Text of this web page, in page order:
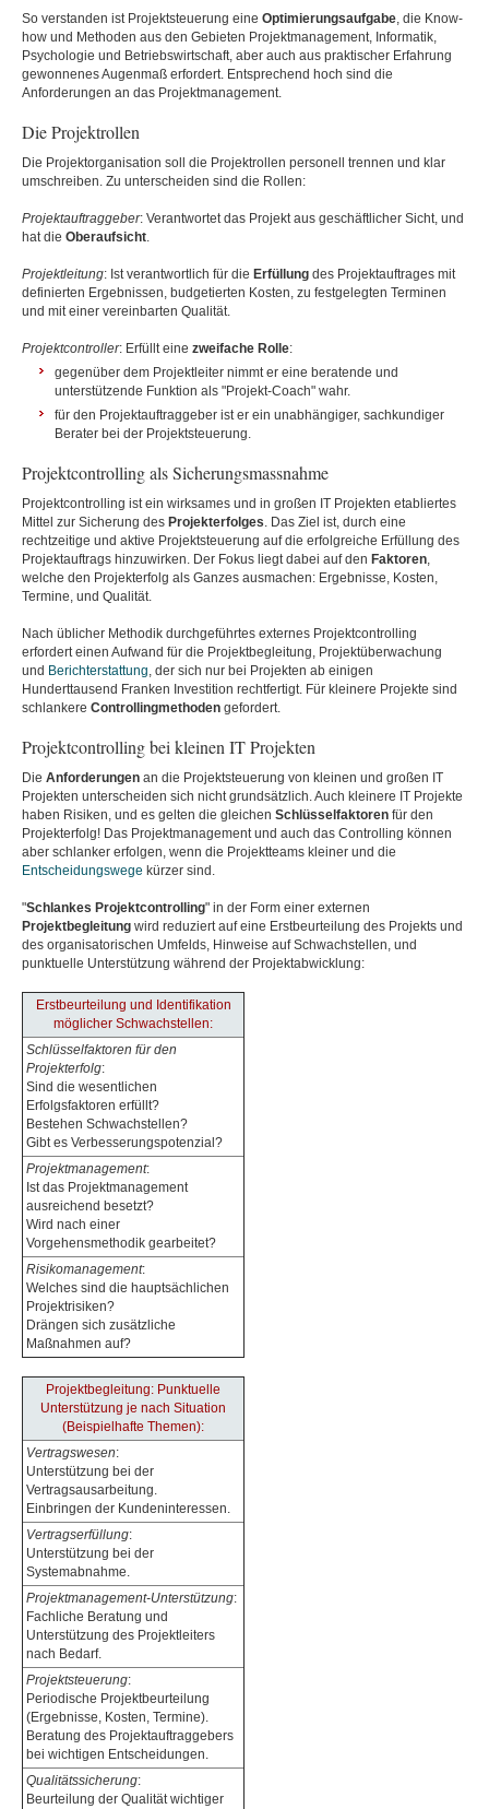
So verstanden ist Projektsteuerung eine Optimierungsaufgabe, die Know-
how und Methoden aus den Gebieten Projektmanagement, Informatik,
Psychologie und Betriebswirtschaft, aber auch aus praktischer Erfahrung
gewonnenes Augenmaß erfordert. Entsprechend hoch sind die
Anforderungen an das Projektmanagement.
Die Projektrollen
Die Projektorganisation soll die Projektrollen personell trennen und klar
umschreiben. Zu unterscheiden sind die Rollen:
Projektauftraggeber: Verantwortet das Projekt aus geschäftlicher Sicht, und
hat die Oberaufsicht.
Projektleitung: Ist verantwortlich für die Erfüllung des Projektauftrages mit
definierten Ergebnissen, budgetierten Kosten, zu festgelegten Terminen
und mit einer vereinbarten Qualität.
Projektcontroller: Erfüllt eine zweifache Rolle:
gegenüber dem Projektleiter nimmt er eine beratende und
unterstützende Funktion als "Projekt-Coach" wahr.
für den Projektauftraggeber ist er ein unabhängiger, sachkundiger
Berater bei der Projektsteuerung.
Projektcontrolling als Sicherungsmassnahme
Projektcontrolling ist ein wirksames und in großen IT Projekten etabliertes
Mittel zur Sicherung des Projekterfolges. Das Ziel ist, durch eine
rechtzeitige und aktive Projektsteuerung auf die erfolgreiche Erfüllung des
Projektauftrags hinzuwirken. Der Fokus liegt dabei auf den Faktoren,
welche den Projekterfolg als Ganzes ausmachen: Ergebnisse, Kosten,
Termine, und Qualität.
Nach üblicher Methodik durchgeführtes externes Projektcontrolling
erfordert einen Aufwand für die Projektbegleitung, Projektüberwachung
und Berichterstattung, der sich nur bei Projekten ab einigen
Hunderttausend Franken Investition rechtfertigt. Für kleinere Projekte sind
schlankere Controllingmethoden gefordert.
Projektcontrolling bei kleinen IT Projekten
Die Anforderungen an die Projektsteuerung von kleinen und großen IT
Projekten unterscheiden sich nicht grundsätzlich. Auch kleinere IT Projekte
haben Risiken, und es gelten die gleichen Schlüsselfaktoren für den
Projekterfolg! Das Projektmanagement und auch das Controlling können
aber schlanker erfolgen, wenn die Projektteams kleiner und die
Entscheidungswege kürzer sind.
"Schlankes Projektcontrolling" in der Form einer externen
Projektbegleitung wird reduziert auf eine Erstbeurteilung des Projekts und
des organisatorischen Umfelds, Hinweise auf Schwachstellen, und
punktuelle Unterstützung während der Projektabwicklung:
Erstbeurteilung und Identifikation
möglicher Schwachstellen:
Schlüsselfaktoren für den
Projekterfolg:
Sind die wesentlichen
Erfolgsfaktoren erfüllt?
Bestehen Schwachstellen?
Gibt es Verbesserungspotenzial?
Projektmanagement:
Ist das Projektmanagement
ausreichend besetzt?
Wird nach einer
Vorgehensmethodik gearbeitet?
Risikomanagement:
Welches sind die hauptsächlichen
Projektrisiken?
Drängen sich zusätzliche
Maßnahmen auf?
Projektbegleitung: Punktuelle
Unterstützung je nach Situation
(Beispielhafte Themen):
Vertragswesen:
Unterstützung bei der
Vertragsausarbeitung.
Einbringen der Kundeninteressen.
Vertragserfüllung:
Unterstützung bei der
Systemabnahme.
Projektmanagement-Unterstützung:
Fachliche Beratung und
Unterstützung des Projektleiters
nach Bedarf.
Projektsteuerung:
Periodische Projektbeurteilung
(Ergebnisse, Kosten, Termine).
Beratung des Projektauftraggebers
bei wichtigen Entscheidungen.
Qualitätssicherung:
Beurteilung der Qualität wichtiger